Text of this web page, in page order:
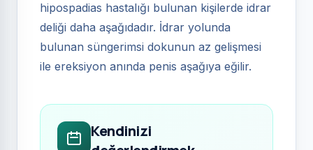
hipospadias hastalığı bulunan kişilerde idrar
deliği daha aşağıdadır. İdrar yolunda
bulunan süngerimsi dokunun az gelişmesi
ile ereksiyon anında penis aşağıya eğilir.
Kendinizi